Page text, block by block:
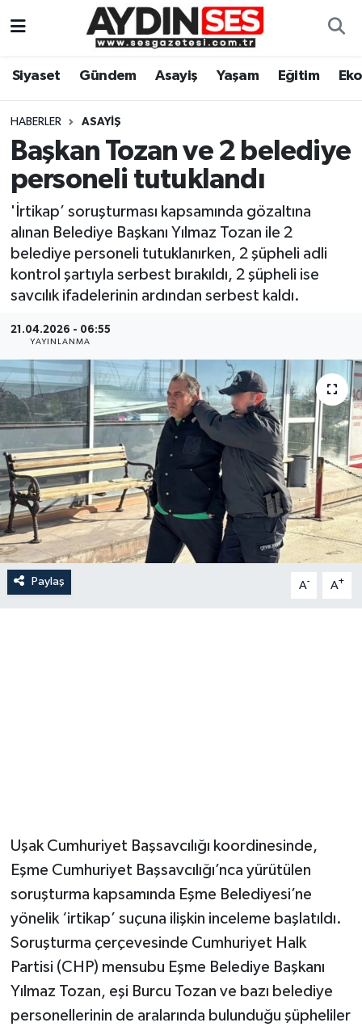
Siyaset Gündem Asayiş Yaşam Eğitim
HABERLER ASAYIŞ
Başkan Tozan ve 2 belediye
personeli tutuklandı
'İrtikap’ soruşturması kapsamında gözaltına
alınan Belediye Başkanı Yılmaz Tozan ile 2
belediye personeli tutuklanırken, 2 şüpheli adli
kontrol şartıyla serbest bırakıldı, 2 şüpheli ise
savcılık ifadelerinin ardından serbest kaldı.
21.04.2026 - 06:55
YAYINLANMA
Paylaş A- A+
Uşak Cumhuriyet Başsavcılığı koordinesinde,
Eşme Cumhuriyet Başsavcılığı’nca yürütülen
soruşturma kapsamında Eşme Belediyesi’ne
yönelik ‘irtikap’ suçuna ilişkin inceleme başlatıldı.
Soruşturma çerçevesinde Cumhuriyet Halk
Partisi (CHP) mensubu Eşme Belediye Başkanı
Yılmaz Tozan, eşi Burcu Tozan ve bazı belediye
personellerinin de aralarında bulunduğu şüpheliler
Gündem
Siyaset
Ekonomi
Yaşam
Eğitim
Aydın Hava Durumu
Aydin Namaz Vakitleri
Aydın Trafik Yoğunluk Haritası
Süper Lig Puan Durumu ve Fikstür
Tüm Manşetler